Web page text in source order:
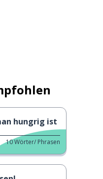
hungrig ist
10Wörter/ Phrasen